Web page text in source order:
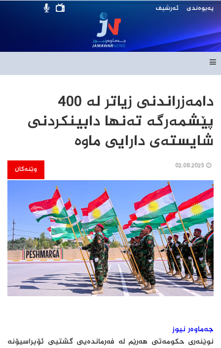
پەیوەندی ئەرشیف
دامەزراندنی زیاتر لە 400
پێشمەرگە تەنها دابینكردنی
شایستەی دارایی ماوە
وێنەکان
جەماوەر نیوز
نوێنەری حكومەتی هەرێم لە فەرماندەیی گشتیی ئۆپراسیۆنە